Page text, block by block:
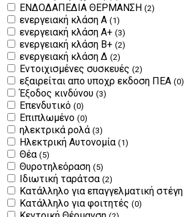
ΕΝΔΟΔΑΠΕΔΙΑ ΘΕΡΜΑΝΣΗ (2)
ενεργειακή κλάση Α (1)
ενεργειακή κλάση Α+ (3)
ενεργειακή κλάση Β+ (2)
ενεργειακή κλάση Δ (2)
Εντοιχισμένες συσκευές (2)
εξαιρείται απο υποχρ εκδοση ΠΕΑ (0)
Έξοδος κινδύνου (3)
Επενδυτικό (0)
Επιπλωμένο (0)
ηλεκτρικά ρολά (3)
Ηλεκτρική Αυτονομία (1)
Θέα (5)
Θυροτηλεόραση (5)
Ιδιωτική ταράτσα (2)
Κατάλληλο για επαγγελματική στέγη
Κατάλληλο για φοιτητές (0)